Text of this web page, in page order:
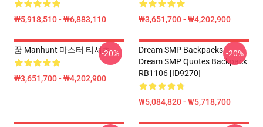
₩5,918,510 - ₩6,883,110 ₩3,651,700 - ₩4,202,900
꿈 Manhunt 마스터 티셔츠
₩3,651,700 - ₩4,202,900
-20%
Dream SMP Backpacks -
Dream SMP Quotes Backpack
RB1106 [ID9270]
₩5,084,820 - ₩5,718,700
-20%